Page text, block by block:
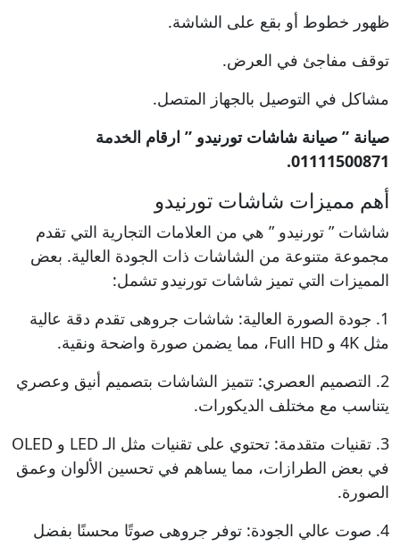
ظهور خطوط أو بقع على الشاشة.
توقف مفاجئ في العرض.
مشاكل في التوصيل بالجهاز المتصل.
صيانة ” صيانة شاشات تورنيدو ” ارقام الخدمة
01111500871.
أهم مميزات شاشات تورنيدو
شاشات ” تورنيدو ” هي من العلامات التجارية التي تقدم
مجموعة متنوعة من الشاشات ذات الجودة العالية. بعض
المميزات التي تميز شاشات تورنيدو تشمل:
1. جودة الصورة العالية: شاشات جروهى تقدم دقة عالية
مثل 4K و Full HD، مما يضمن صورة واضحة ونقية.
2. التصميم العصري: تتميز الشاشات بتصميم أنيق وعصري
يتناسب مع مختلف الديكورات.
3. تقنيات متقدمة: تحتوي على تقنيات مثل الـ LED و OLED
في بعض الطرازات، مما يساهم في تحسين الألوان وعمق
الصورة.
4. صوت عالي الجودة: توفر جروهى صوتًا محسنًا بفضل